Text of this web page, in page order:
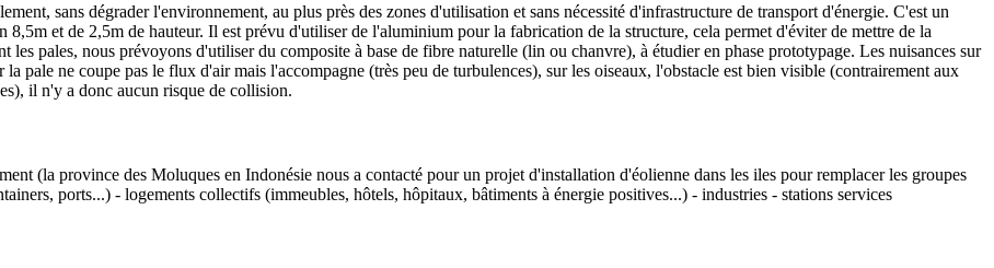
sans dégrader l'environnement, au plus près des zones d'utilisation et sans nécessité d'infrastructure de transport d'énergie. C'est un
8,5m et de 2,5m de hauteur. Il est prévu d'utiliser de l'aluminium pour la fabrication de la structure, cela permet d'éviter de mettre de la
pales, nous prévoyons d'utiliser du composite à base de fibre naturelle (lin ou chanvre), à étudier en phase prototypage. Les nuisances sur
pale ne coupe pas le flux d'air mais l'accompagne (très peu de turbulences), sur les oiseaux, l'obstacle est bien visible (contrairement aux
il n'y a donc aucun risque de collision.
(la province des Moluques en Indonésie nous a contacté pour un projet d'installation d'éolienne dans les iles pour remplacer les groupes
ports...) - logements collectifs (immeubles, hôtels, hôpitaux, bâtiments à énergie positives...) - industries - stations services